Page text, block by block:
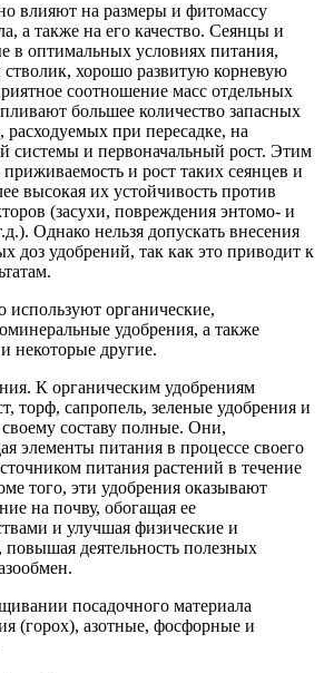
влияют на размеры и фитомассу
а также на его качество. Сеянцы и
оптимальных условиях питания,
хорошо развитую корневую
соотношение масс отдельных
большее количество запасных
расходуемых при пересадке, на
системы и первоначальный рост. Этим
и рост таких сеянцев и
высокая их устойчивость против
(засухи, повреждения энтомо- и
Однако нельзя допускать внесения
доз удобрений, так как это приводит к
органические,
удобрения, а также
некоторые другие.
К органическим удобрениям
торф, сапропель, зеленые удобрения и
составу полные. Они,
элементы питания в процессе своего
питания растений в течение
того, эти удобрения оказывают
на почву, обогащая ее
и улучшая физические и
повышая деятельность полезных
посадочного материала
(горох), азотные, фосфорные и